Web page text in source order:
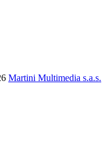
Martini Multimedia s.a.s.